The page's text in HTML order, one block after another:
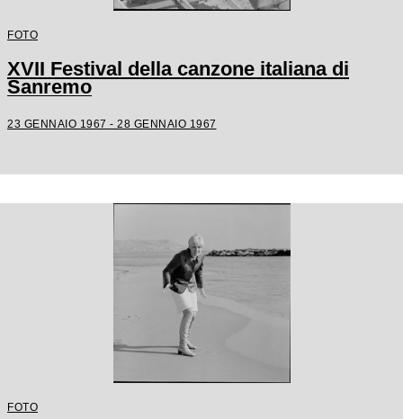
FOTO
XVII Festival della canzone italiana di
Sanremo
23 GENNAIO 1967 - 28 GENNAIO 1967
FOTO